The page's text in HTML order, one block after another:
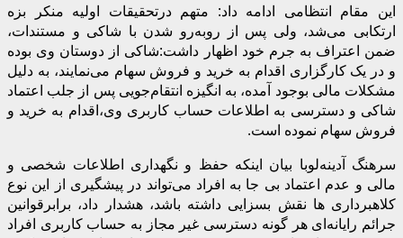
این مقام انتظامی ادامه داد: متهم درتحقیقات اولیه منکر بزه
ارتکابی می‌شد، ولی پس از روبه‌رو شدن با شاکی و مستندات،
ضمن اعتراف به جرم خود اظهار داشت:شاکی از دوستان وی بوده
و در یک کارگزاری اقدام به خرید و فروش سهام می‌نمایند، به دلیل
مشکلات مالی بوجود آمده، به انگیزه انتقام‌جویی پس از جلب اعتماد
شاکی و دسترسی به اطلاعات حساب کاربری وی،اقدام به خرید و
فروش سهام نموده است.
سرهنگ آدینه‌لوبا بیان اینکه حفظ و نگهداری اطلاعات شخصی و
مالی و عدم اعتماد بی جا به افراد می‌تواند در پیشگیری از این نوع
کلاهبرداری ها نقش بسزایی داشته باشد، هشدار داد، برابرقوانین
جرائم رایانه‌ای هر گونه دسترسی غیر مجاز به حساب کاربری افراد